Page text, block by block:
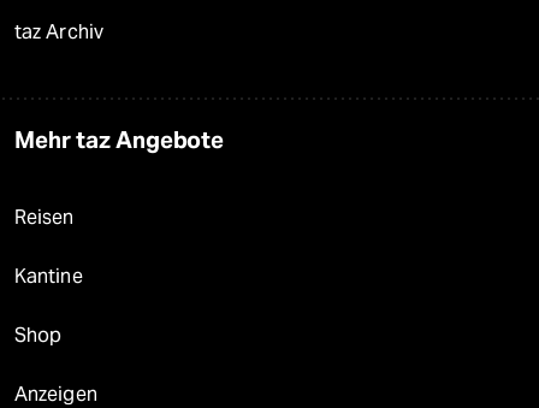
taz Archiv
Mehr taz Angebote
Reisen
Kantine
Shop
Anzeigen